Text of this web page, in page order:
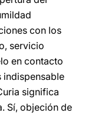
con los
servicio
en contacto
indispensable
significa
Sí, objeción de